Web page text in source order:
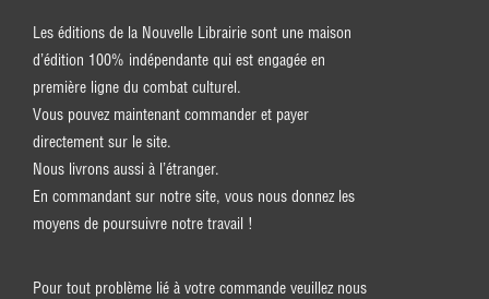
Les éditions de la Nouvelle Librairie sont une maison
d’édition 100% indépendante qui est engagée en
première ligne du combat culturel.
Vous pouvez maintenant commander et payer
directement sur le site.
Nous livrons aussi à l’étranger.
En commandant sur notre site, vous nous donnez les
moyens de poursuivre notre travail !
Pour tout problème lié à votre commande veuillez nous